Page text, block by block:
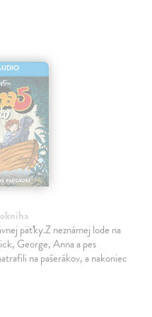
päťky.Z neznámej lode na
George, Anna a pes
na pašerákov, a nakoniec